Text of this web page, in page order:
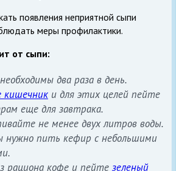
появления неприятной сыпи
меры профилактики.
от сыпи:
два раза в день.
и для этих целей пейте
еще для завтрака.
не менее двух литров воды.
нужно пить кефир с небольшими
рациона кофе и пейте зеленый